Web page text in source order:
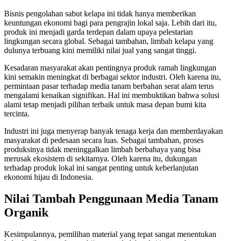
Bisnis pengolahan sabut kelapa ini tidak hanya memberikan
keuntungan ekonomi bagi para pengrajin lokal saja. Lebih dari itu,
produk ini menjadi garda terdepan dalam upaya pelestarian
lingkungan secara global. Sebagai tambahan, limbah kelapa yang
dulunya terbuang kini memiliki nilai jual yang sangat tinggi.
Kesadaran masyarakat akan pentingnya produk ramah lingkungan
kini semakin meningkat di berbagai sektor industri. Oleh karena itu,
permintaan pasar terhadap media tanam berbahan serat alam terus
mengalami kenaikan signifikan. Hal ini membuktikan bahwa solusi
alami tetap menjadi pilihan terbaik untuk masa depan bumi kita
tercinta.
Industri ini juga menyerap banyak tenaga kerja dan memberdayakan
masyarakat di pedesaan secara luas. Sebagai tambahan, proses
produksinya tidak meninggalkan limbah berbahaya yang bisa
merusak ekosistem di sekitarnya. Oleh karena itu, dukungan
terhadap produk lokal ini sangat penting untuk keberlanjutan
ekonomi hijau di Indonesia.
Nilai Tambah Penggunaan Media Tanam
Organik
Kesimpulannya, pemilihan material yang tepat sangat menentukan